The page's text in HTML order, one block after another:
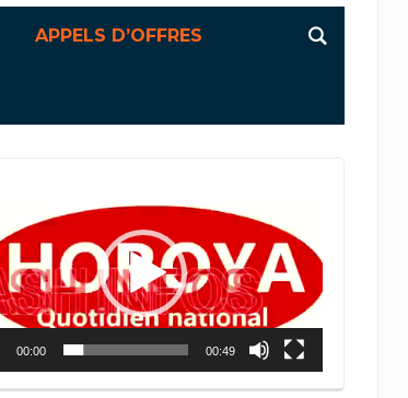
APPELS D’OFFRES
00:00 00:49